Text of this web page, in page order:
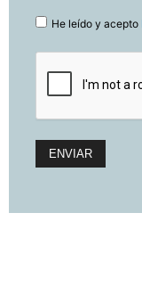
He leído y acepto